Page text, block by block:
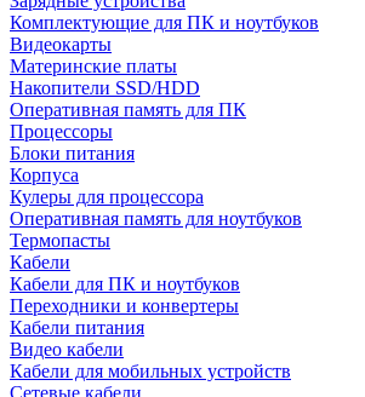
Комплектующие для ПК и ноутбуков
Видеокарты
Материнские платы
Накопители SSD/HDD
Оперативная память для ПК
Процессоры
Блоки питания
Корпуса
Кулеры для процессора
Оперативная память для ноутбуков
Термопасты
Кабели
Кабели для ПК и ноутбуков
Переходники и конвертеры
Кабели питания
Видео кабели
Кабели для мобильных устройств
Сетевые кабели